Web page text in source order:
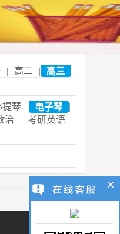
| 高二 | 高三
|
提琴 | 电子琴
|
治 | 考研英语
|